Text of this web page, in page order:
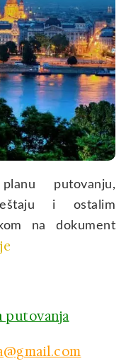
putovanju,
i ostalim
na dokument
putovanja